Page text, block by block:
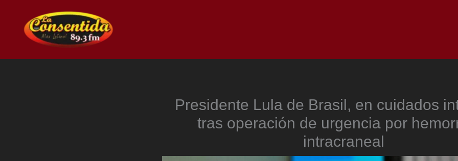
contenido
Presidente Lula de Brasil, en cuidados
tras operación de urgencia por
intracraneal